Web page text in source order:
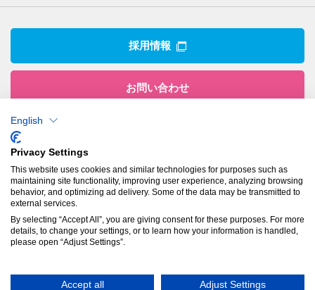
技術・製品情報トップ
関係企業
IRニュース
社会との関わり
採用情報
お問い合わせ
株式会社有沢製作所
本社
〒943-8610
新潟県上越市南本町1丁目5番5号
TEL：025-524-5121／FAX：025-524-1117
プライバシーポリシー
English
Privacy Settings
This website uses cookies and similar technologies for purposes such as
maintaining site functionality, improving user experience, analyzing browsing
behavior, and optimizing ad delivery. Some of the data may be transmitted to
external services.
By selecting “Accept All”, you are giving consent for these purposes. For more
details, to change your settings, or to learn how your information is handled,
please open “Adjust Settings”.
Accept all Adjust Settings